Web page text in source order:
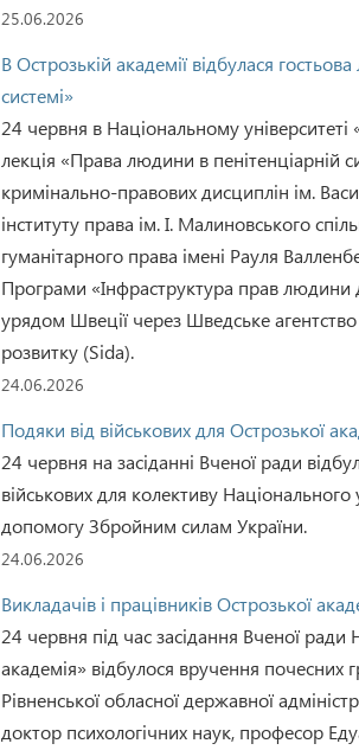
25.06.2026
В Острозькій академії відбулася
системі»
24 червня в Національному університеті
лекція «Права людини в пенітенціарній
кримінально-правових дисциплін ім.
інституту права ім. І. Малиновського
гуманітарного права імені Рауля
Програми «Інфраструктура прав людини
урядом Швеції через Шведське
розвитку (Sida).
24.06.2026
Подяки від військових для Острозької
24 червня на засіданні Вченої ради
військових для колективу
допомогу Збройним силам України.
24.06.2026
Викладачів і працівників Острозької
24 червня під час засідання Вченої ради
академія» відбулося вручення почесних
Рівненської обласної державної
доктор психологічних наук, професор